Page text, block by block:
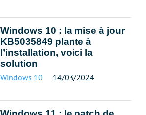
Windows 10 : la mise à jour
KB5035849 plante à
l’installation, voici la
solution
Windows 10 14/03/2024